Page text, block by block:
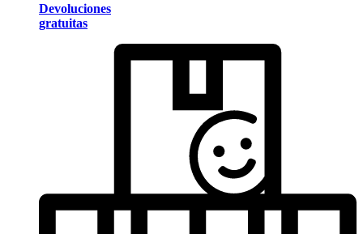
Devoluciones
gratuitas